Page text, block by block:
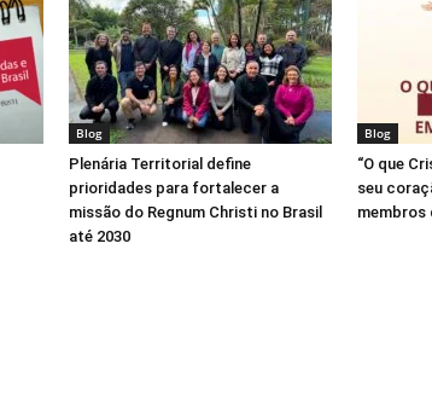
Blog
Plenária Territorial define
prioridades para fortalecer a
missão do Regnum Christi no Brasil
até 2030
Blog
“O que
seu
membros